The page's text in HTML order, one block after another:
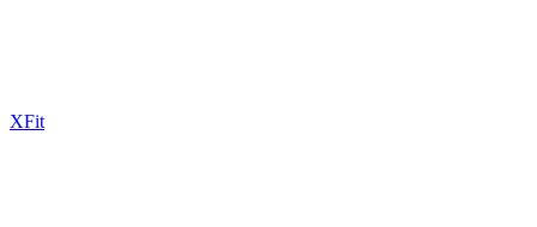
XFit